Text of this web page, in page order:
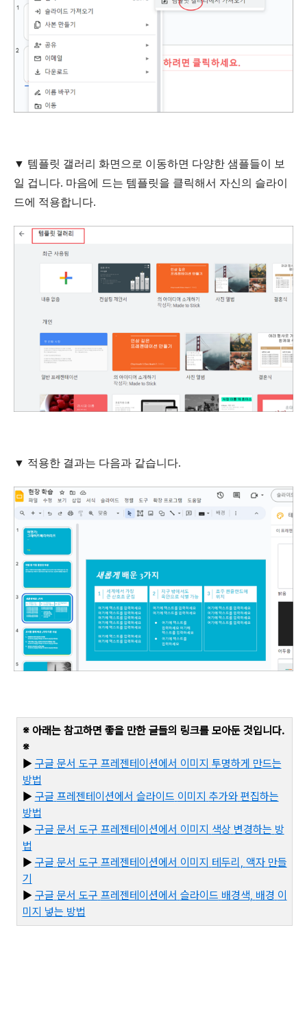
▼ 템플릿 갤러리 화면으로 이동하면 다양한 샘플들이 보
일 겁니다. 마음에 드는 템플릿을 클릭해서 자신의 슬라이
드에 적용합니다.
▼ 적용한 결과는 다음과 같습니다.
※ 아래는 참고하면 좋을 만한 글들의 링크를 모아둔 것입니다.
※
▶ 구글 문서 도구 프레젠테이션에서 이미지 투명하게 만드는
방법
▶ 구글 프레젠테이션에서 슬라이드 이미지 추가와 편집하는
방법
▶ 구글 문서 도구 프레젠테이션에서 이미지 색상 변경하는 방
법
▶ 구글 문서 도구 프레젠테이션에서 이미지 테두리, 액자 만들
기
▶ 구글 문서 도구 프레젠테이션에서 슬라이드 배경색, 배경 이
미지 넣는 방법